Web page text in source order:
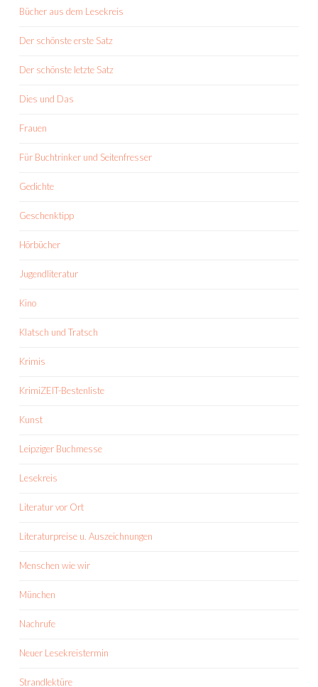
Bücher aus dem Lesekreis
Der schönste erste Satz
Der schönste letzte Satz
Dies und Das
Frauen
Für Buchtrinker und Seitenfresser
Gedichte
Geschenktipp
Hörbücher
Jugendliteratur
Kino
Klatsch und Tratsch
Krimis
KrimiZEIT-Bestenliste
Kunst
Leipziger Buchmesse
Lesekreis
Literatur vor Ort
Literaturpreise u. Auszeichnungen
Menschen wie wir
München
Nachrufe
Neuer Lesekreistermin
Strandlektüre